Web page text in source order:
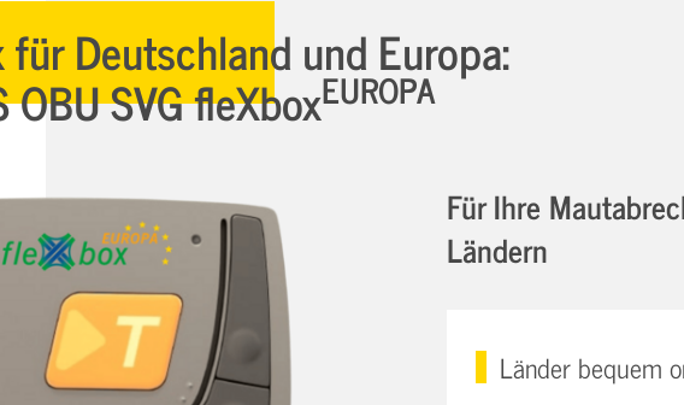
für Deutschland und Europa:
OBU SVG fleXboxEUROPA
Für Ihre
Ländern
Länder bequem